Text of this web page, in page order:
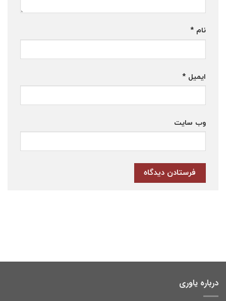
نام *
ایمیل *
وب‌ سایت
درباره یاوری